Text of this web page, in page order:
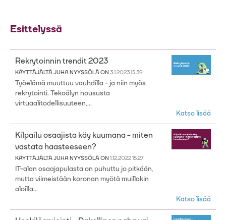
Esittelyssä
Rekrytoinnin trendit 2023
KÄYTTÄJÄLTÄJUHA NYYSSÖLÄON 3.1.2023 15.39
Työelämä muuttuu vauhdilla - ja niin myös
rekrytointi. Tekoälyn noususta
virtuaalitodellisuuteen,...
Katso lisää
Kilpailu osaajista käy kuumana - miten
vastata haasteeseen?
KÄYTTÄJÄLTÄJUHA NYYSSÖLÄON 1.12.2022 15.27
IT-alan osaajapulasta on puhuttu jo pitkään,
mutta viimeistään koronan myötä muillakin
aloilla...
Katso lisää